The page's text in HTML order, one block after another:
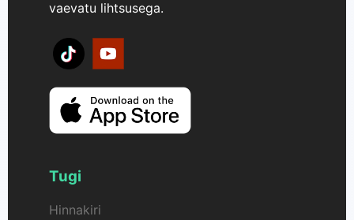
vaevatu lihtsusega.
Tugi
Hinnakiri